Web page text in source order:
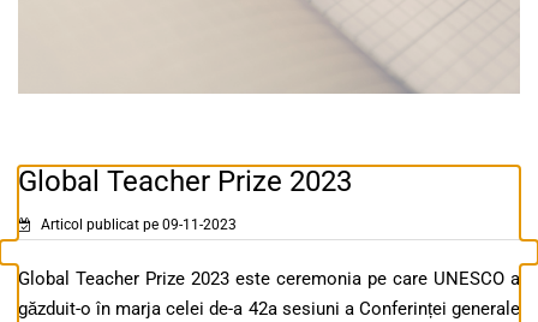
Global Teacher Prize 2023
Articol publicat pe 09-11-2023
Global Teacher Prize 2023 este ceremonia pe care UNESCO a
găzduit-o în marja celei de-a 42a sesiuni a Conferinței generale